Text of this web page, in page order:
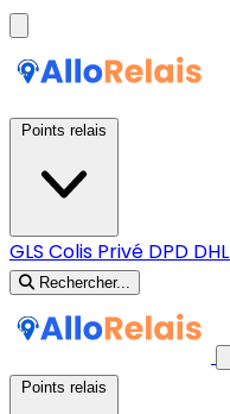
GLS Colis Privé DPD DHL
Rechercher...